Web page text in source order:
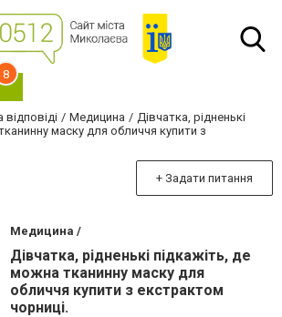
8
Медицина
Дівчатка, рідненькі
маску для обличчя купити з
+ Задати питання
Медицина /
Дівчатка, рідненькі підкажіть, де
можна тканинну маску для
обличчя купити з екстрактом
чорниці.